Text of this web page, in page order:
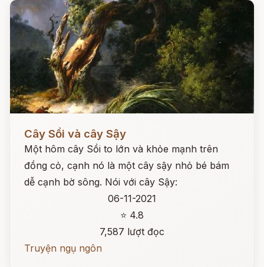
Cây Sồi và cây Sậy
Một hôm cây Sồi to lớn và khỏe mạnh trên
đồng cỏ, cạnh nó là một cây sậy nhỏ bé bám
dễ cạnh bờ sông. Nói với cây Sậy:
06-11-2021
⭐ 4.8
7,587 lượt đọc
Truyện ngụ ngôn